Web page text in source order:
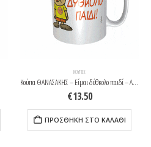
ΚΟΎΠΕΣ
Κούπα ΘΑΝΑΣΑΚΗΣ – Είμαι δύθκολο παιδί – Λευκή
€13.50
ΠΡΟΣΘΉΚΗ ΣΤΟ ΚΑΛΆΘΙ